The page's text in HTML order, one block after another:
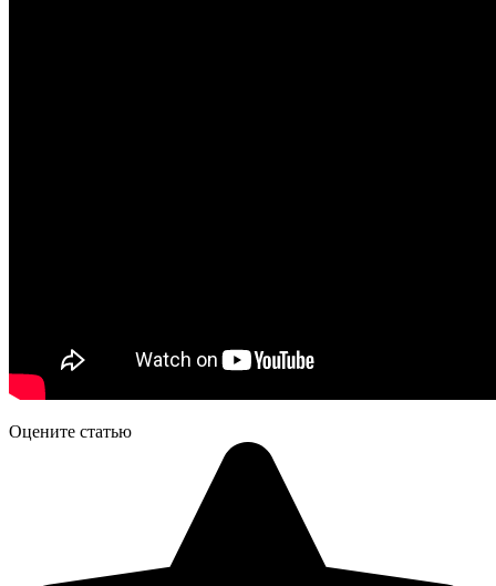
Оцените статью